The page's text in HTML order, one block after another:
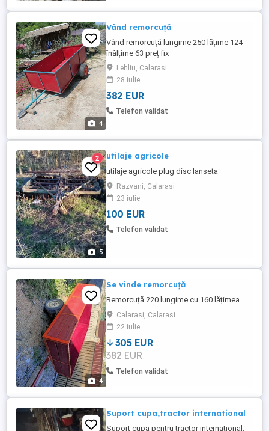
4
Vând remorcuță
Vând remorcuță lungime 250 lățime 124
înălțime 63 preț fix
Lehliu, Calarasi
28 iulie
382 EUR
Telefon validat
5
2 utilaje agricole
utilaje agricole plug disc lanseta
Razvani, Calarasi
23 iulie
100 EUR
Telefon validat
4
Se vinde remorcuță
Remorcuță 220 lungime cu 160 lățimea
Calarasi, Calarasi
22 iulie
305 EUR
382 EUR
Telefon validat
Suport cupa,tractor international
Suport cupa pentru tractor international.